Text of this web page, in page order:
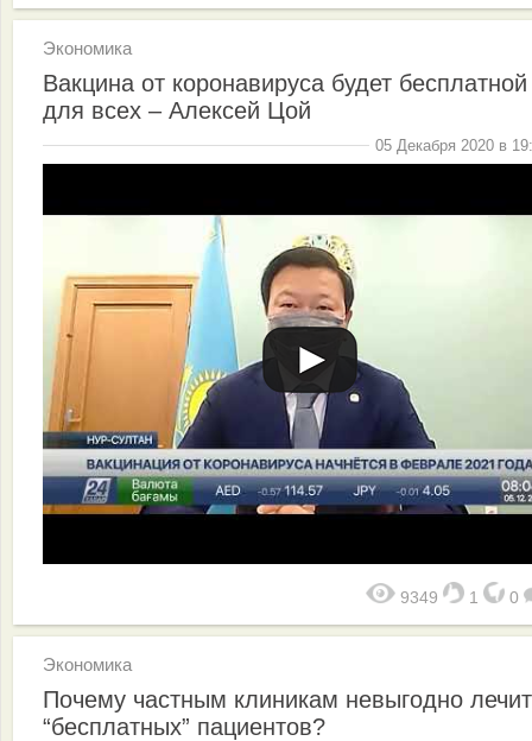
Экономика
Вакцина от коронавируса будет
для всех – Алексей Цой
05 Декабря 2020 в
9349 1 0
Экономика
Почему частным клиникам невыгодно
“бесплатных” пациентов?